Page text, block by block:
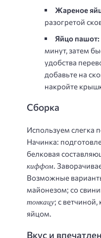
Жареное
разогретой
Яйцо пашот:
минут, затем
удобства
добавьте на
накройте
Сборка
Используем слегка
Начинка:
белковая
киффом .
Возможные
майонезом; со
тонкацу; с
яйцом.
Вкус и